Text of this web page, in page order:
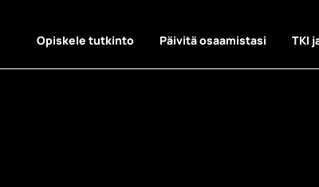
Opiskele tutkinto Päivitä osaamistasi TKI